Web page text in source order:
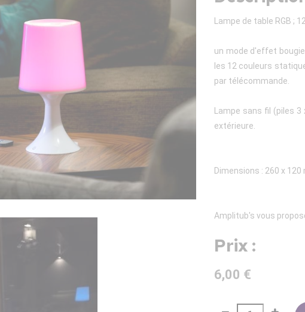
Lampe de table RGB ;
un mode d'effet
les 12 couleurs
par télécommande.
Lampe sans fil (piles
extérieure.
Dimensions : 260 x 120
Amplitub's vous
Prix :
6,00 €